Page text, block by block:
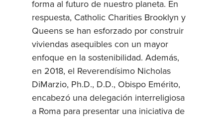
forma al futuro de nuestro planeta. En
respuesta, Catholic Charities Brooklyn y
Queens se han esforzado por construir
viviendas asequibles con un mayor
enfoque en la sostenibilidad. Además,
en 2018, el Reverendísimo Nicholas
DiMarzio, Ph.D., D.D., Obispo Emérito,
encabezó una delegación interreligiosa
a Roma para presentar una iniciativa de